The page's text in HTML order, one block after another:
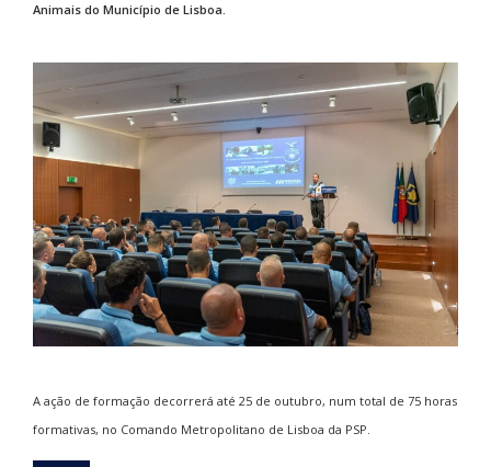
Animais do Município de Lisboa.
A ação de formação decorrerá até 25 de outubro, num total de 75 horas
formativas, no Comando Metropolitano de Lisboa da PSP.